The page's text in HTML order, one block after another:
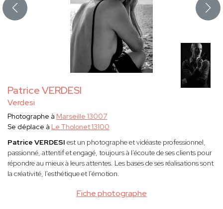
Patrice VERDESI
Verdesi
Fiche photographe
Photographe à Marseille 13007
Se déplace à Le Tholonet 13100
Patrice VERDESI est un photographe et vidéaste professionnel,
passionné, attentif et engagé, toujours à l’écoute de ses clients pour
répondre au mieux à leurs attentes. Les bases de ses réalisations sont
la créativité, l'esthétique et l'émotion.